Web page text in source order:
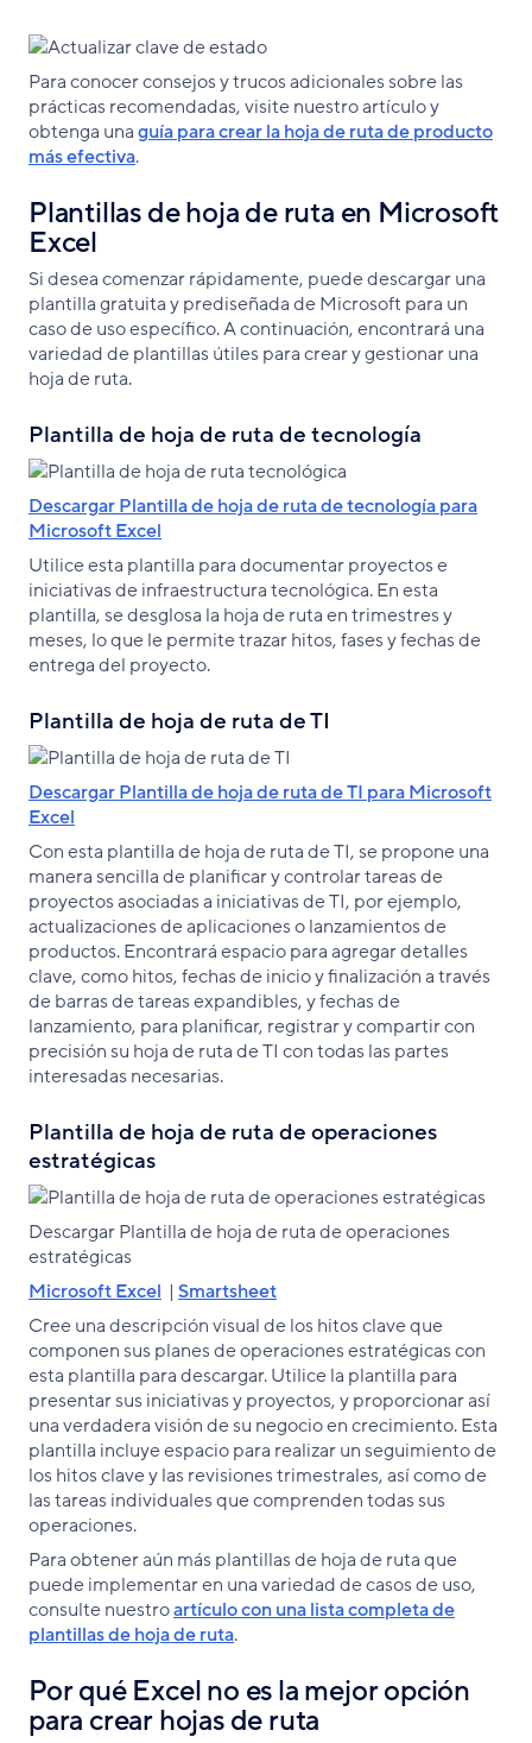
Para conocer consejos y trucos adicionales sobre las
prácticas recomendadas, visite nuestro artículo y
obtenga unaguía para crear la hoja de ruta de producto
más efectiva.
Plantillas de hoja de ruta en Microsoft
Excel
Si desea comenzar rápidamente, puede descargar una
plantilla gratuita y prediseñada de Microsoft para un
caso de uso específico. A continuación, encontrará una
variedad de plantillas útiles para crear y gestionar una
hoja de ruta.
Plantilla de hoja de ruta de tecnología
Descargar Plantilla de hoja de ruta de tecnología para
Microsoft Excel
Utilice esta plantilla para documentar proyectos e
iniciativas de infraestructura tecnológica. En esta
plantilla, se desglosa la hoja de ruta en trimestres y
meses, lo que le permite trazar hitos, fases y fechas de
entrega del proyecto.
Plantilla de hoja de ruta de TI
Descargar Plantilla de hoja de ruta de TI para Microsoft
Excel
Con esta plantilla de hoja de ruta de TI, se propone una
manera sencilla de planificar y controlar tareas de
proyectos asociadas a iniciativas de TI, por ejemplo,
actualizaciones de aplicaciones o lanzamientos de
productos. Encontrará espacio para agregar detalles
clave, como hitos, fechas de inicio y finalización a través
de barras de tareas expandibles, y fechas de
lanzamiento, para planificar, registrar y compartir con
precisión su hoja de ruta de TI con todas las partes
interesadas necesarias.
Plantilla de hoja de ruta de operaciones
estratégicas
Descargar Plantilla de hoja de ruta de operaciones
estratégicas
Microsoft Excel | Smartsheet
Cree una descripción visual de los hitos clave que
componen sus planes de operaciones estratégicas con
esta plantilla para descargar. Utilice la plantilla para
presentar sus iniciativas y proyectos, y proporcionar así
una verdadera visión de su negocio en crecimiento. Esta
plantilla incluye espacio para realizar un seguimiento de
los hitos clave y las revisiones trimestrales, así como de
las tareas individuales que comprenden todas sus
operaciones.
Para obtener aún más plantillas de hoja de ruta que
puede implementar en una variedad de casos de uso,
consulte nuestroartículo con una lista completa de
plantillas de hoja de ruta.
Por qué Excel no es la mejor opción
para crear hojas de ruta